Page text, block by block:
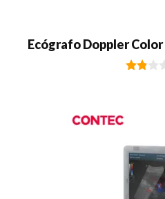
Ecógrafo Doppler Color